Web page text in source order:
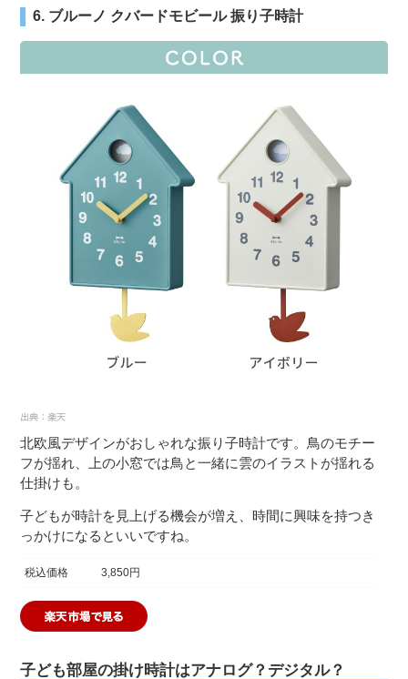
6. ブルーノ クバードモビール 振り子時計
北欧風デザインがおしゃれな振り子時計です。鳥のモチー
フが揺れ、上の小窓では鳥と一緒に雲のイラストが揺れる
仕掛けも。
子どもが時計を見上げる機会が増え、時間に興味を持つき
っかけになるといいですね。
税込価格 3,850円
子ども部屋の掛け時計はアナログ？デジタル？